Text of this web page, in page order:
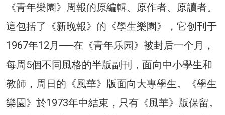
《青年樂園》周報的原編輯、原作者、原讀者。
這包括了《新晚報》的《學生樂園》，它创刊于
1967年12月──在《青年乐园》被封后一个月，
每周5個不同風格的半版副刊，面向中小學生和
教師，周日的《風華》版面向大專學生。《學生
樂園》於1973年中結束，只有《風華》版保留。